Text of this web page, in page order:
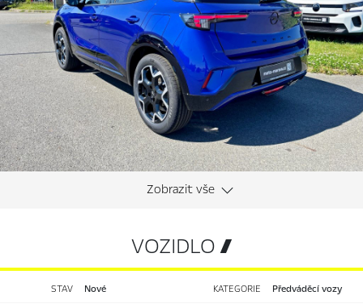
VOZIDLO 
STAV nové KATEGORIE Předváděcí vozy